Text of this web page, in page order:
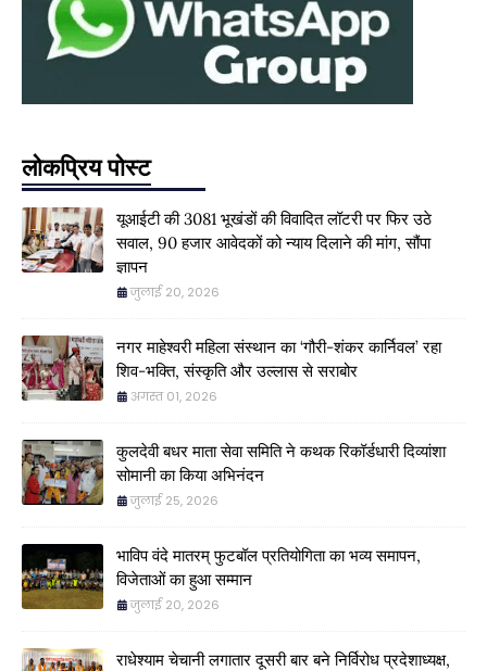
लोकप्रिय पोस्ट
यूआईटी की 3081 भूखंडों की विवादित लॉटरी पर फिर उठे
सवाल, 90 हजार आवेदकों को न्याय दिलाने की मांग, सौंपा
ज्ञापन
जुलाई 20, 2026
नगर माहेश्वरी महिला संस्थान का ‘गौरी-शंकर कार्निवल’ रहा
शिव-भक्ति, संस्कृति और उल्लास से सराबोर
अगस्त 01, 2026
कुलदेवी बधर माता सेवा समिति ने कथक रिकॉर्डधारी दिव्यांशा
सोमानी का किया अभिनंदन
जुलाई 25, 2026
भाविप वंदे मातरम् फुटबॉल प्रतियोगिता का भव्य समापन,
विजेताओं का हुआ सम्मान
जुलाई 20, 2026
राधेश्याम चेचानी लगातार दूसरी बार बने निर्विरोध प्रदेशाध्यक्ष,